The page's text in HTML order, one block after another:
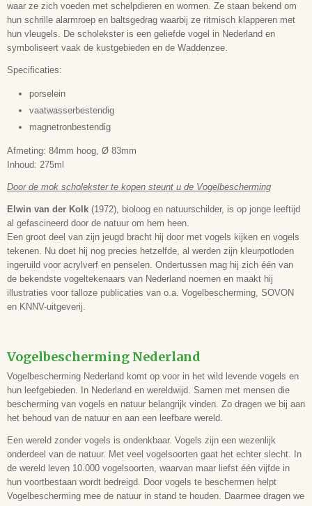
Breedte (incl. oor)
112 mm
Inhoud
275 ml
waar ze zich voeden met schelpdieren en wormen. Ze staan bekend om
hun schrille alarmroep en baltsgedrag waarbij ze ritmisch klapperen met
hun vleugels. De scholekster is een geliefde vogel in Nederland en
symboliseert vaak de kustgebieden en de Waddenzee.
Specificaties:
porselein
vaatwasserbestendig
magnetronbestendig
Afmeting: 84mm hoog, Ø 83mm
Inhoud: 275ml
Door de mok scholekster te kopen steunt u de Vogelbescherming
Elwin van der Kolk (1972), bioloog en natuurschilder, is op jonge leeftijd
al gefascineerd door de natuur om hem heen.
Een groot deel van zijn jeugd bracht hij door met vogels kijken en vogels
tekenen. Nu doet hij nog precies hetzelfde, al werden zijn kleurpotloden
ingeruild voor acrylverf en penselen. Ondertussen mag hij zich één van
de bekendste vogeltekenaars van Nederland noemen en maakt hij
illustraties voor talloze publicaties van o.a. Vogelbescherming, SOVON
en KNNV-uitgeverij.
Vogelbescherming Nederland
Vogelbescherming Nederland komt op voor in het wild levende vogels en
hun leefgebieden. In Nederland en wereldwijd. Samen met mensen die
bescherming van vogels en natuur belangrijk vinden. Zo dragen we bij aan
het behoud van de natuur en aan een leefbare wereld.
Een wereld zonder vogels is ondenkbaar. Vogels zijn een wezenlijk
onderdeel van de natuur. Met veel vogelsoorten gaat het echter slecht. In
de wereld leven 10.000 vogelsoorten, waarvan maar liefst één vijfde in
hun voortbestaan wordt bedreigd. Door vogels te beschermen helpt
Vogelbescherming mee de natuur in stand te houden. Daarmee dragen we